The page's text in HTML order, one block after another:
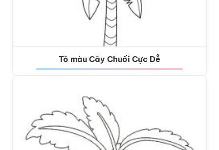
Tô màu Cây Chuối Cực Dễ